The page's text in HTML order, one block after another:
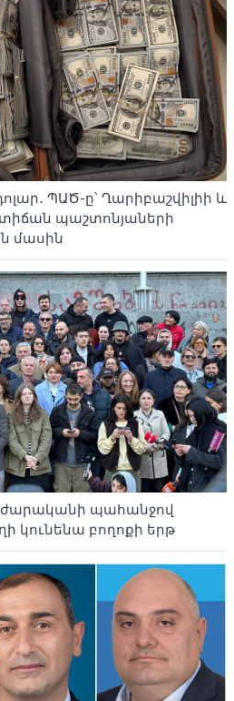
ՊԱԾ-ը՝ Ղարիբաշվիլիի և
պաշտոնյաների
մասին
պահանջով
կունենա բողոքի երթ